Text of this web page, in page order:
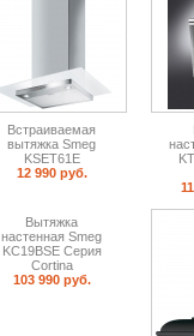
Встраиваемая
вытяжка Smeg
KSET61E
12 990 руб.
Вытяжка
настенная Smeg
KC19BSE Серия
Cortina
103 990 руб.